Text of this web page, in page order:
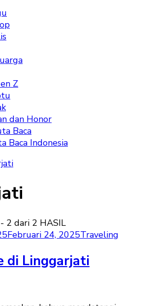
Z
dan Honor
Baca
Baca Indonesia
2 dari 2 HASIL
Februari 24, 2025Traveling
di Linggarjati